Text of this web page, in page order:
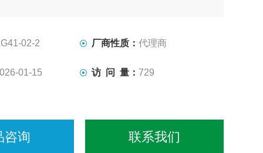
02-2 厂商性质： 代理商
01-15 访 问 量： 729
咨询 联系我们